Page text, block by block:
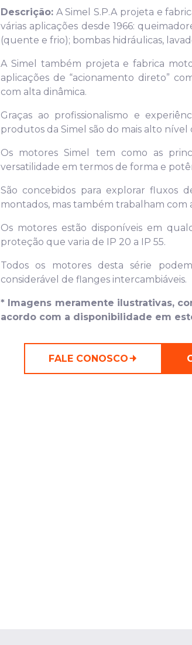
Descrição: A Simel S.P.A projeta e
várias aplicações desde 1966:
(quente e frio); bombas hidráulicas,
A Simel também projeta e fabrica
aplicações de “acionamento direto”
com alta dinâmica.
Graças ao profissionalismo e
produtos da Simel são do mais alto
Os motores Simel tem como as
versatilidade em termos de forma e
São concebidos para explorar fluxos
montados, mas também trabalham
Os motores estão disponíveis em
proteção que varia de IP 20 a IP 55.
Todos os motores desta série
considerável de flanges intercambiáveis.
* Imagens meramente ilustrativas,
acordo com a disponibilidade em
FALE CONOSCO